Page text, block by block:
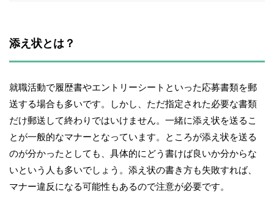
添え状とは？
就職活動で履歴書やエントリーシートといった応募書類を郵
送する場合も多いです。しかし、ただ指定された必要な書類
だけ郵送して終わりではいけません。一緒に添え状を送るこ
とが一般的なマナーとなっています。ところが添え状を送る
のが分かったとしても、具体的にどう書けば良いか分からな
いという人も多いでしょう。添え状の書き方も失敗すれば、
マナー違反になる可能性もあるので注意が必要です。